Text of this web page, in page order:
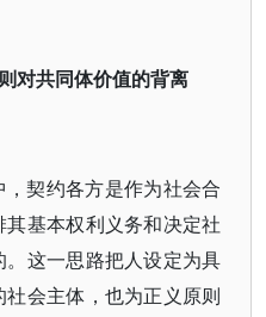
对共同体价值的背离
契约各方是作为社会合
基本权利义务和决定社
这一思路把人设定为具
会主体，也为正义原则